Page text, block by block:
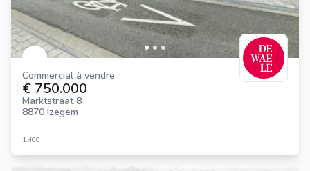
Commercial à vendre
€ 750.000
Marktstraat 8
8870 Izegem
1.400